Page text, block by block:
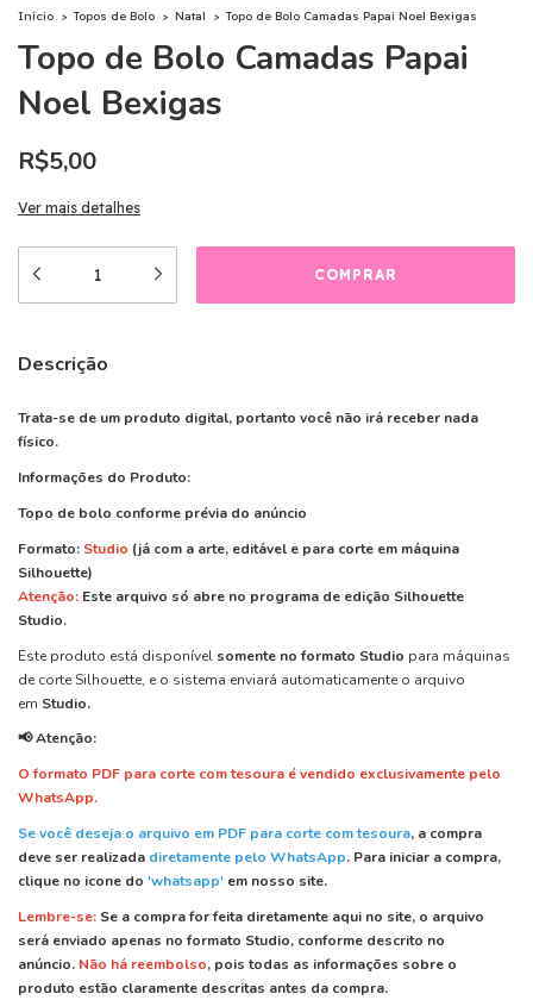
Início > Topos de Bolo > Natal > Topo de Bolo Camadas Papai Noel Bexigas
Topo de Bolo Camadas Papai
Noel Bexigas
R$5,00
Ver mais detalhes
Descrição
Trata-se de um produto digital, portanto você não irá receber nada
físico.
Informações do Produto:
Topo de bolo conforme prévia do anúncio
Formato: Studio (já com a arte, editável e para corte em máquina
Silhouette)
Atenção: Este arquivo só abre no programa de edição Silhouette
Studio.
Este produto está disponível somente no formato Studio para máquinas
de corte Silhouette, e o sistema enviará automaticamente o arquivo
em Studio.
📢 Atenção:
O formato PDF para corte com tesoura é vendido exclusivamente pelo
WhatsApp.
Se você deseja o arquivo em PDF para corte com tesoura, a compra
deve ser realizada diretamente pelo WhatsApp. Para iniciar a compra,
clique no icone do 'whatsapp' em nosso site.
Lembre-se: Se a compra for feita diretamente aqui no site, o arquivo
será enviado apenas no formato Studio, conforme descrito no
anúncio. Não há reembolso, pois todas as informações sobre o
produto estão claramente descritas antes da compra.